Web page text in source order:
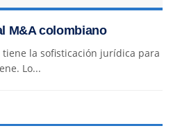
M&A colombiano
la sofisticación jurídica para
Lo...